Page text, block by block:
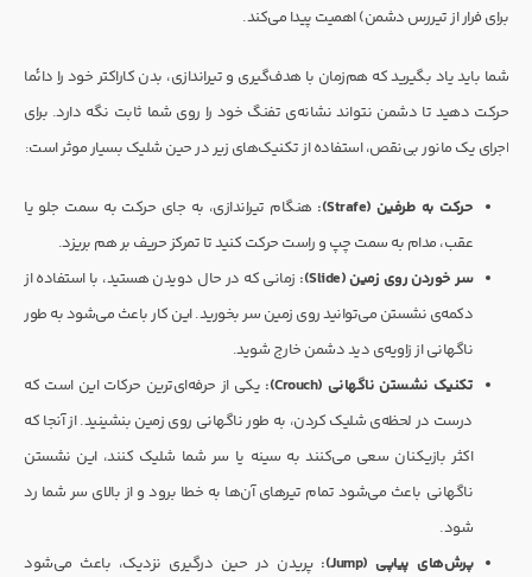
برای فرار از تیررس دشمن) اهمیت پیدا می‌کند.
شما باید یاد بگیرید که هم‌زمان با هدف‌گیری و تیراندازی، بدن کاراکتر خود را دائما
حرکت دهید تا دشمن نتواند نشانه‌ی تفنگ خود را روی شما ثابت نگه دارد. برای
اجرای یک مانور بی‌نقص، استفاده از تکنیک‌های زیر در حین شلیک بسیار موثر است:
حرکت به طرفین (Strafe):
هنگام تیراندازی، به جای حرکت به سمت جلو یا
عقب، مدام به سمت چپ و راست حرکت کنید تا تمرکز حریف بر هم بریزد.
سر خوردن روی زمین (Slide):
زمانی که در حال دویدن هستید، با استفاده از
دکمه‌ی نشستن می‌توانید روی زمین سر بخورید. این کار باعث می‌شود به طور
ناگهانی از زاویه‌ی دید دشمن خارج شوید.
تکنیک نشستن ناگهانی (Crouch):
یکی از حرفه‌ای‌ترین حرکات این است که
درست در لحظه‌ی شلیک کردن، به طور ناگهانی روی زمین بنشینید. از آنجا که
اکثر بازیکنان سعی می‌کنند به سینه یا سر شما شلیک کنند، این نشستن
ناگهانی باعث می‌شود تمام تیرهای آن‌ها به خطا برود و از بالای سر شما رد
شود.
پرش‌های پیاپی (Jump):
پریدن در حین درگیری نزدیک، باعث می‌شود